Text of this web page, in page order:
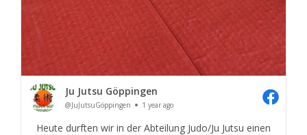
Ju Jutsu Göppingen
@JuJutsuGöppingen 1 year ago
Heute durften wir in der Abteilung Judo/Ju Jutsu einen